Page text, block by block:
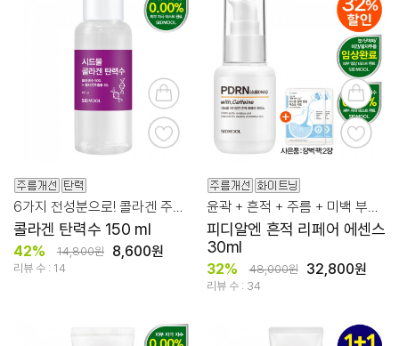
콜라겐 탄력수 150 ml
42% 14,800원 8,600원
리뷰 수 : 14
피디알엔 흔적 리페어 에센스
30ml
32% 48,000원 32,800원
리뷰 수 : 34